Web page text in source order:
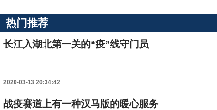
热门推荐
长江入湖北第一关的“疫”线守门员
2020-03-13 20:34:42
战疫赛道上有一种汉马版的暖心服务